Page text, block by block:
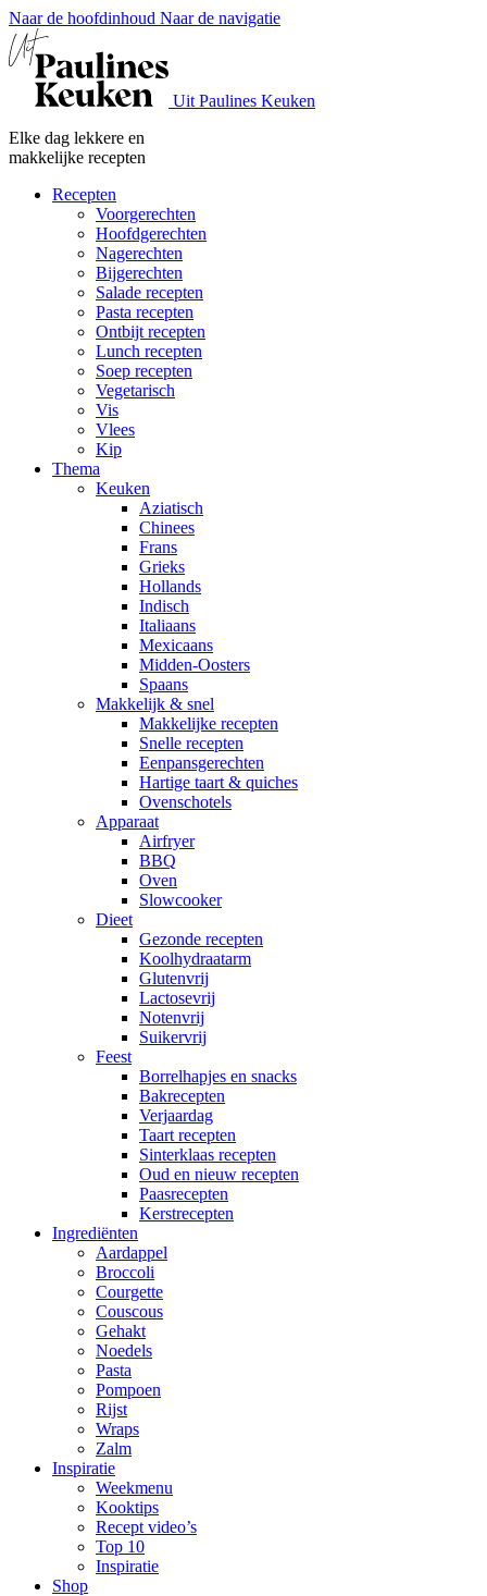
Naar de hoofdinhoud Naar de navigatie
Uit Paulines Keuken
Elke dag lekkere en
makkelijke recepten
Recepten
Voorgerechten
Hoofdgerechten
Nagerechten
Bijgerechten
Salade recepten
Pasta recepten
Ontbijt recepten
Lunch recepten
Soep recepten
Vegetarisch
Vis
Vlees
Kip
Thema
Keuken
Aziatisch
Chinees
Frans
Grieks
Hollands
Indisch
Italiaans
Mexicaans
Midden-Oosters
Spaans
Makkelijk & snel
Makkelijke recepten
Snelle recepten
Eenpansgerechten
Hartige taart & quiches
Ovenschotels
Apparaat
Airfryer
BBQ
Oven
Slowcooker
Dieet
Gezonde recepten
Koolhydraatarm
Glutenvrij
Lactosevrij
Notenvrij
Suikervrij
Feest
Borrelhapjes en snacks
Bakrecepten
Verjaardag
Taart recepten
Sinterklaas recepten
Oud en nieuw recepten
Paasrecepten
Kerstrecepten
Ingrediënten
Aardappel
Broccoli
Courgette
Couscous
Gehakt
Noedels
Pasta
Pompoen
Rijst
Wraps
Zalm
Inspiratie
Weekmenu
Kooktips
Recept video’s
Top 10
Inspiratie
Shop